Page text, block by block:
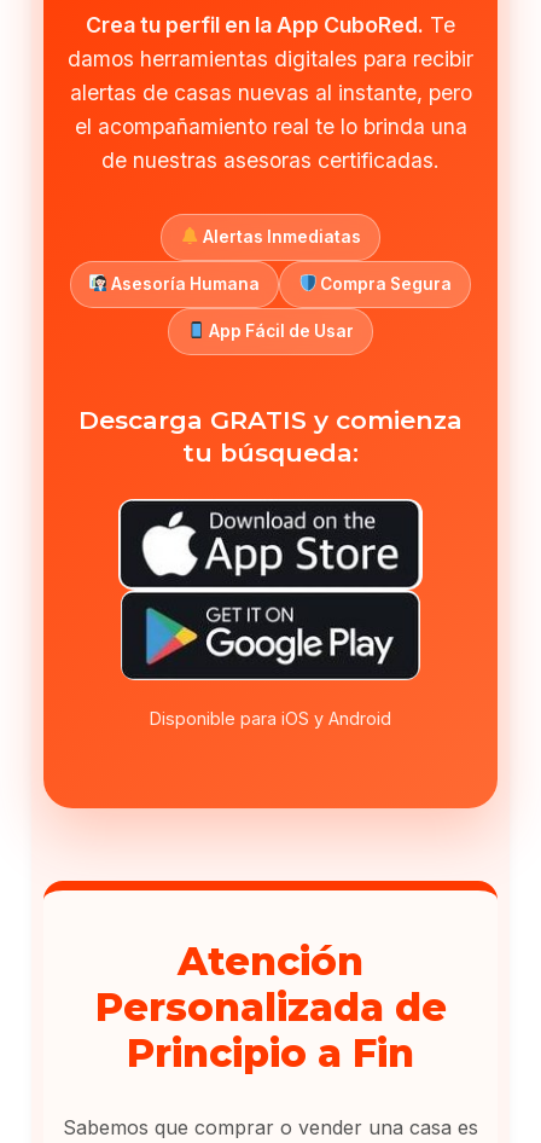
Crea tu perfil en la App CuboRed. Te
damos herramientas digitales para recibir
alertas de casas nuevas al instante, pero
el acompañamiento real te lo brinda una
de nuestras asesoras certificadas.
Alertas Inmediatas
Asesoría Humana Compra Segura
App Fácil de Usar
Descarga GRATIS y comienza
tu búsqueda:
Disponible para iOS y Android
Atención
Personalizada de
Principio a Fin
Sabemos que comprar o vender una casa es